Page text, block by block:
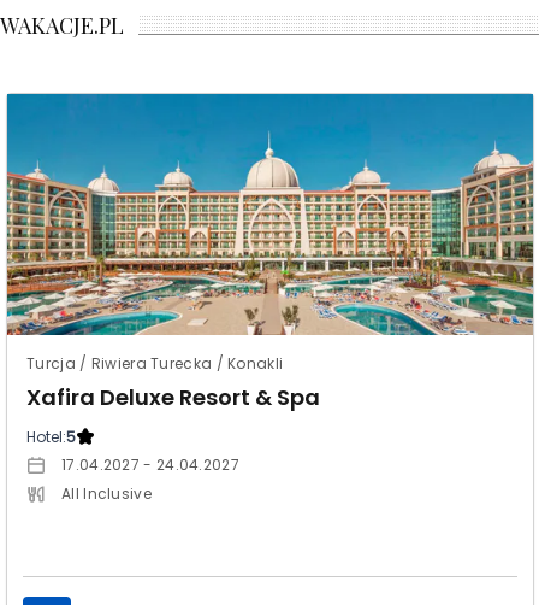
WAKACJE.PL
Turcja / Riwiera Turecka / Konakli
Xafira Deluxe Resort & Spa
Hotel:5
17.04.2027 - 24.04.2027
All Inclusive